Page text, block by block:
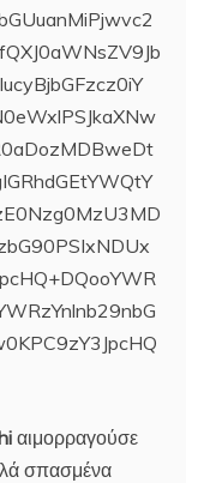
αιμορραγούσε
σπασμένα